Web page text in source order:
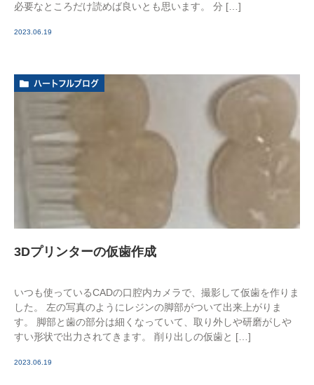
必要なところだけ読めば良いとも思います。 分 […]
2023.06.19
ハートフルブログ
3Dプリンターの仮歯作成
いつも使っているCADの口腔内カメラで、撮影して仮歯を作りま
した。 左の写真のようにレジンの脚部がついて出来上がりま
す。 脚部と歯の部分は細くなっていて、取り外しや研磨がしや
すい形状で出力されてきます。 削り出しの仮歯と […]
2023.06.19